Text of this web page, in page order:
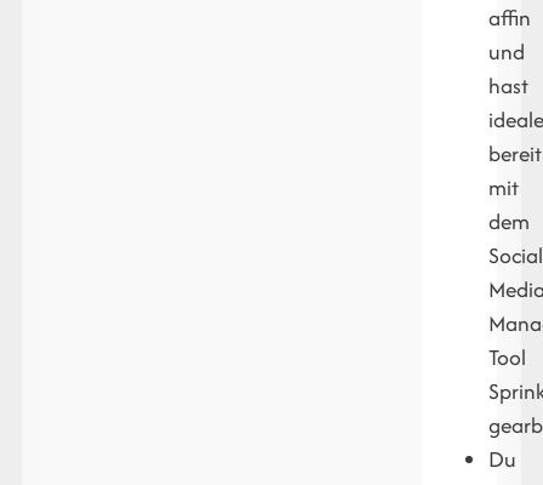
affin
und
hast
mit
dem
Social
Tool
Du